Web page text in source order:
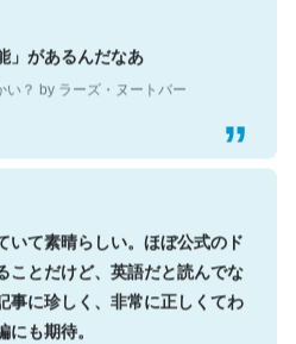
」があるんだなあ
？ by ラーズ・ヌートバー
いて素晴らしい。ほぼ公式のド
ことだけど、英語だと読んでな
事に珍しく、非常に正しくてわ
にも期待。